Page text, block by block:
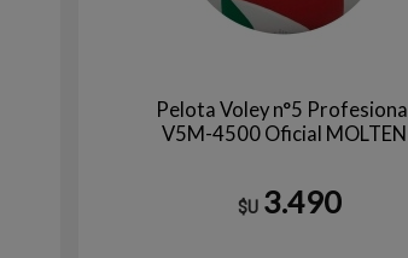
Pelota Voley n°5 Profesional
V5M-4500 Oficial MOLTEN
$U 3.490